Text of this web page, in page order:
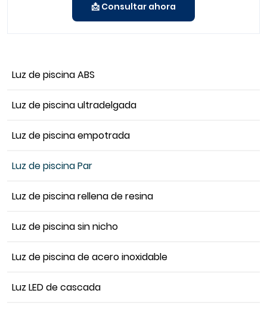
📩 Consultar ahora
Luz de piscina ABS
Luz de piscina ultradelgada
Luz de piscina empotrada
Luz de piscina Par
Luz de piscina rellena de resina
Luz de piscina sin nicho
Luz de piscina de acero inoxidable
Luz LED de cascada